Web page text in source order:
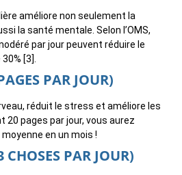
améliore non seulement la
la santé mentale. Selon l’OMS,
par jour peuvent réduire le
[3].
PAR JOUR)
réduit le stress et améliore les
20 pages par jour, vous aurez
en un mois !
PAR JOUR)